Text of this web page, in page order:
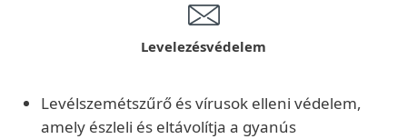
Levelezésvédelem
Levélszemétszűrő és vírusok elleni védelem,
amely észleli és eltávolítja a gyanús